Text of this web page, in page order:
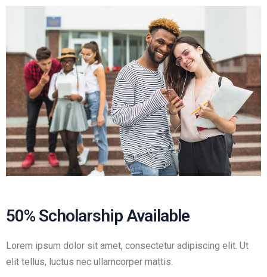
50% Scholarship Available
Lorem ipsum dolor sit amet, consectetur adipiscing elit. Ut
elit tellus, luctus nec ullamcorper mattis.